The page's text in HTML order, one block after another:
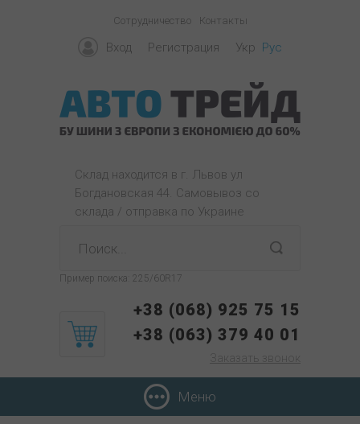
Сотрудничество Контакты
Вход Регистрация Укр Рус
Склад находится в г. Львов ул
Богдановская 44. Самовывоз со
склада / отправка по Украине
Пример поиска: 225/60R17
+38 (068) 925 75 15
+38 (063) 379 40 01
Заказать звонок
Меню